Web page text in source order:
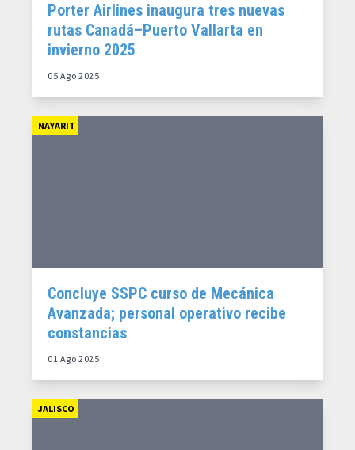
Porter Airlines inaugura tres nuevas
rutas Canadá–Puerto Vallarta en
invierno 2025
05 Ago 2025
NAYARIT
Concluye SSPC curso de Mecánica
Avanzada; personal operativo recibe
constancias
01 Ago 2025
JALISCO